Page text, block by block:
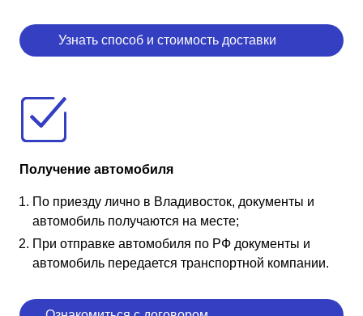
Узнать способ и стоимость доставки
Получение автомобиля
По приезду лично в Владивосток, документы и
автомобиль получаются на месте;
При отправке автомобиля по РФ документы и
автомобиль передается транспортной компании.